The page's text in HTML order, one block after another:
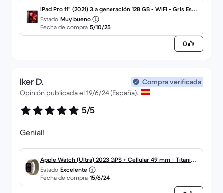
iPad Pro 11" (2021) 3.a generación 128 GB - WiFi - Gris Espa
cial
Estado Muy bueno
Fecha de compra 5/10/25
0
Iker D.
Compra verificada
Opinión publicada el 19/6/24 (España).
5/5
Genial!
Apple Watch (Ultra) 2023 GPS + Cellular 49 mm - Titanio
Gris - Correa Loop Alpine Olive
Estado Excelente
Fecha de compra 15/6/24